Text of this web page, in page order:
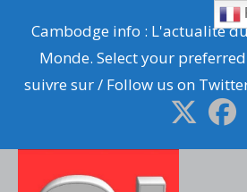
content
Cambodge info : L'actualité
Monde. Select your
suivre sur / Follow us on